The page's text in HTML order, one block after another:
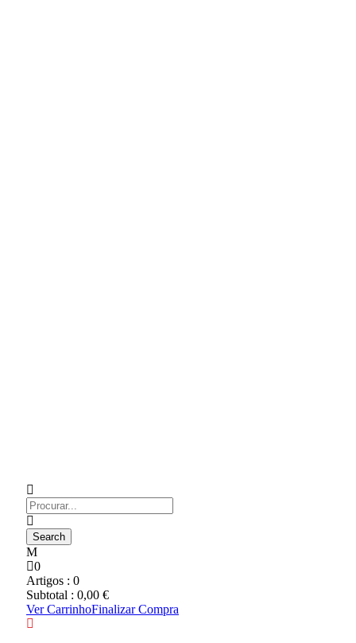
0
Artigos : 0
Subtotal : 0,00 €
Ver CarrinhoFinalizar Compra